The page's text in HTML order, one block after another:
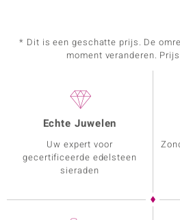
* Dit is een geschatte prijs. De
moment veranderen.
Echte Juwelen
Uw expert voor
gecertificeerde edelsteen
sieraden